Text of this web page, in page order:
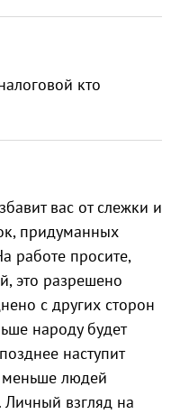
кто
вас от слежки и
придуманных
работе просите,
это разрешено
с других сторон
народу будет
наступит
людей
Личный взгляд на